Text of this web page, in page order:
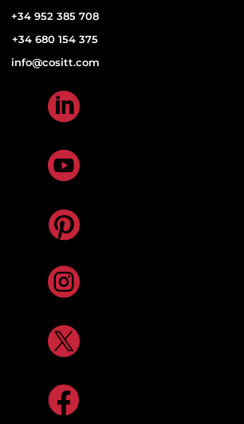
+34 952 385 708
+34 680 154 375
info@cositt.com





